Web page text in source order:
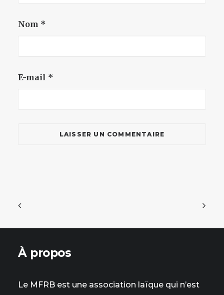
Nom *
E-mail *
À propos
Le MFRB est une association laïque qui n’est